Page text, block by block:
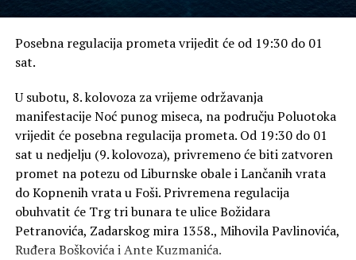
Posebna regulacija prometa vrijedit će od 19:30 do 01
sat.
U subotu, 8. kolovoza za vrijeme održavanja
manifestacije Noć punog miseca, na području Poluotoka
vrijedit će posebna regulacija prometa. Od 19:30 do 01
sat u nedjelju (9. kolovoza), privremeno će biti zatvoren
promet na potezu od Liburnske obale i Lančanih vrata
do Kopnenih vrata u Foši. Privremena regulacija
obuhvatit će Trg tri bunara te ulice Božidara
Petranovića, Zadarskog mira 1358., Mihovila Pavlinovića,
Ruđera Boškovića i Ante Kuzmanića.